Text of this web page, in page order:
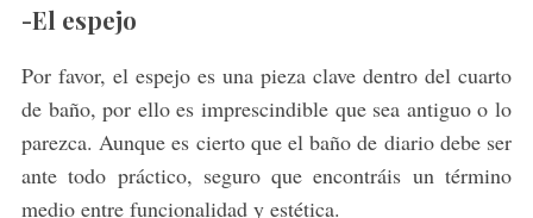
-El espejo
Por favor, el espejo es una pieza clave dentro del cuarto
de baño, por ello es imprescindible que sea antiguo o lo
parezca. Aunque es cierto que el baño de diario debe ser
ante todo práctico, seguro que encontráis un término
medio entre funcionalidad y estética.